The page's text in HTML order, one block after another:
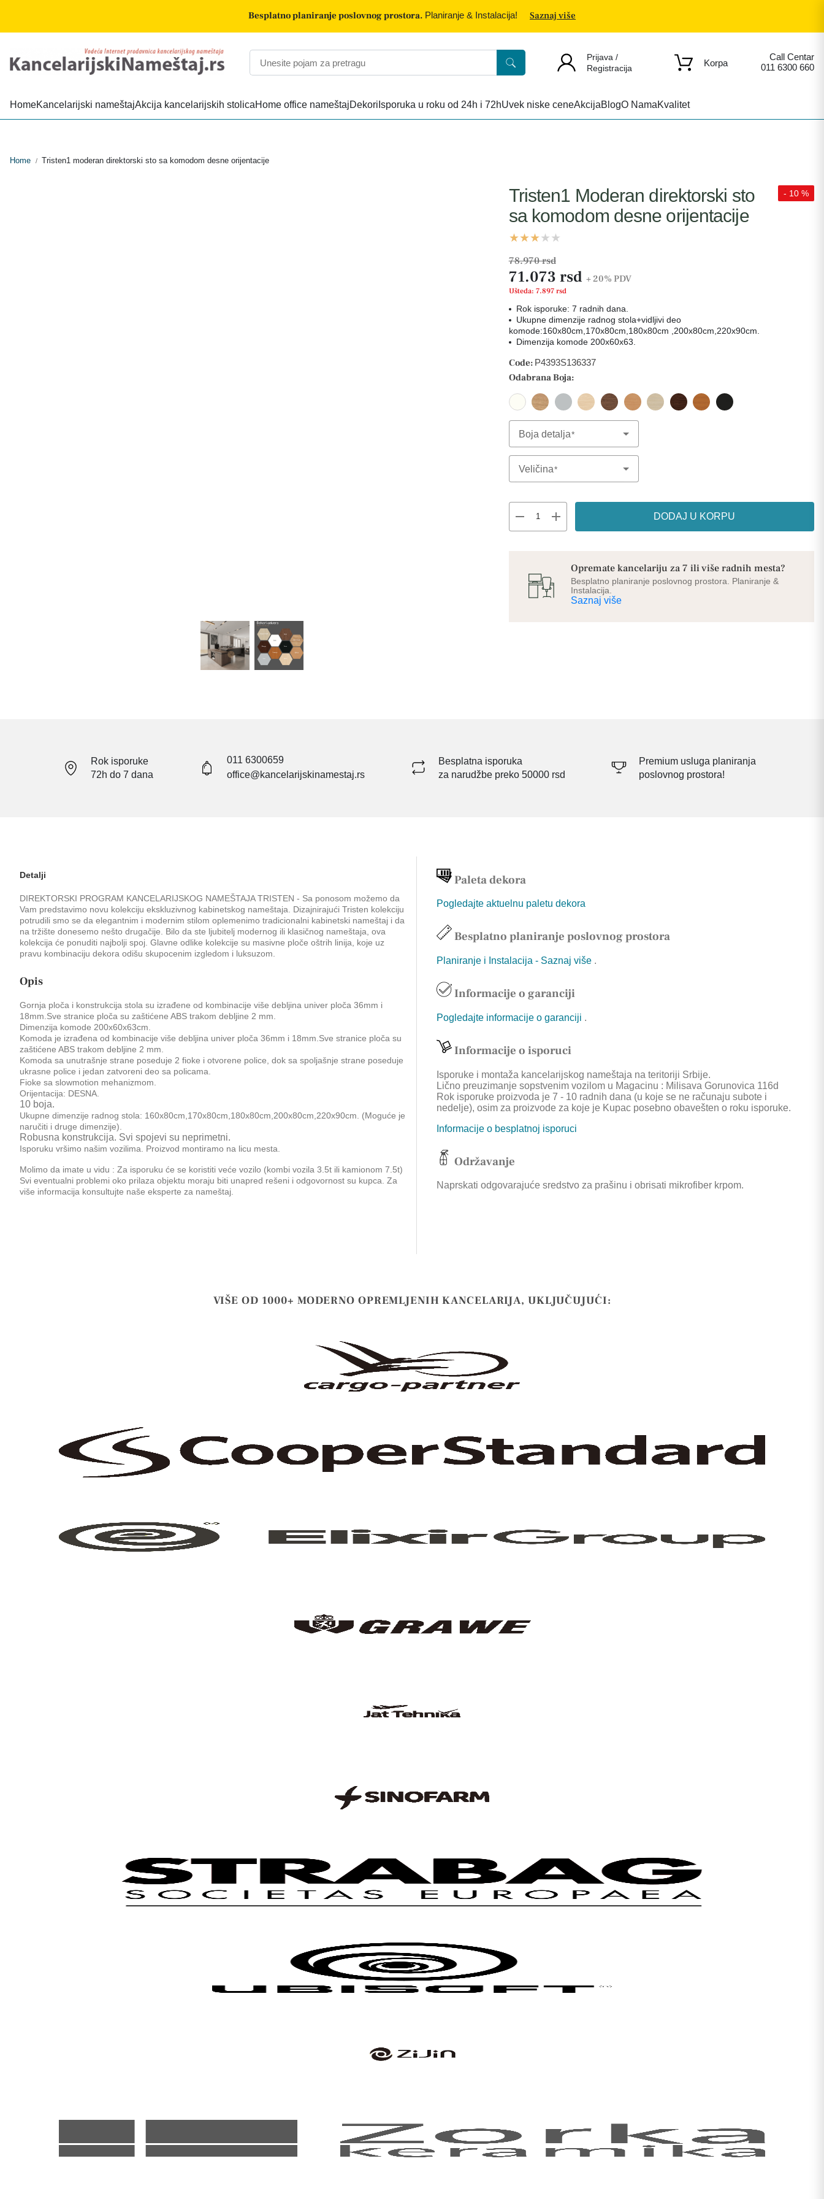
Besplatno planiranje poslovnog prostora. Planiranje & Instalacija! Saznaj više
Prijava /
Registracija
Korpa
Call Centar
011 6300 660
HomeKancelarijski nameštajAkcija kancelarijskih stolicaHome office nameštajDekori Isporuka u roku od 24h i 72hUvek niske ceneAkcijaBlogO NamaKvalitet
Home / Tristen1 moderan direktorski sto sa komodom desne orijentacije
Tristen1 Moderan direktorski sto
sa komodom desne orijentacije
- 10 %
78.970 rsd
71.073 rsd + 20% PDV
Ušteda: 7.897 rsd
Rok isporuke: 7 radnih dana.
Ukupne dimenzije radnog stola+vidljivi deo
komode:160x80cm,170x80cm,180x80cm ,200x80cm,220x90cm.
Dimenzija komode 200x60x63.
Code: P4393S136337
Odabrana Boja:
Boja detalja
Select Option
Veličina
Select Option
remove add DODAJ U KORPU
Opremate kancelariju za 7 ili više radnih mesta?
Besplatno planiranje poslovnog prostora. Planiranje &
Instalacija.
Saznaj više
Rok isporuke
72h do 7 dana
011 6300659
office@kancelarijskinamestaj.rs
Besplatna isporuka
za narudžbe preko 50000 rsd
Premium usluga planiranja
poslovnog prostora!
Detalji
DIREKTORSKI PROGRAM KANCELARIJSKOG NAMEŠTAJA TRISTEN - Sa ponosom možemo da
Vam predstavimo novu kolekciju ekskluzivnog kabinetskog nameštaja. Dizajnirajući Tristen kolekciju
potrudili smo se da elegantnim i modernim stilom oplemenimo tradicionalni kabinetski nameštaj i da
na tržište donesemo nešto drugačije. Bilo da ste ljubitelj modernog ili klasičnog nameštaja, ova
kolekcija će ponuditi najbolji spoj. Glavne odlike kolekcije su masivne ploče oštrih linija, koje uz
pravu kombinaciju dekora odišu skupocenim izgledom i luksuzom.
Opis
Gornja ploča i konstrukcija stola su izrađene od kombinacije više debljina univer ploča 36mm i
18mm.Sve stranice ploča su zaštićene ABS trakom debljine 2 mm.
Dimenzija komode 200x60x63cm.
Komoda je izrađena od kombinacije više debljina univer ploča 36mm i 18mm.Sve stranice ploča su
zaštićene ABS trakom debljine 2 mm.
Komoda sa unutrašnje strane poseduje 2 fioke i otvorene police, dok sa spoljašnje strane poseduje
ukrasne police i jedan zatvoreni deo sa policama.
Fioke sa slowmotion mehanizmom.
Orijentacija: DESNA.
10 boja.
Ukupne dimenzije radnog stola: 160x80cm,170x80cm,180x80cm,200x80cm,220x90cm. (Moguće je
naručiti i druge dimenzije).
Robusna konstrukcija. Svi spojevi su neprimetni.
Isporuku vršimo našim vozilima. Proizvod montiramo na licu mesta.
Molimo da imate u vidu : Za isporuku će se koristiti veće vozilo (kombi vozila 3.5t ili kamionom 7.5t)
Svi eventualni problemi oko prilaza objektu moraju biti unapred rešeni i odgovornost su kupca. Za
više informacija konsultujte naše eksperte za nameštaj.
Paleta dekora
Pogledajte aktuelnu paletu dekora
Besplatno planiranje poslovnog prostora
Planiranje i Instalacija - Saznaj više .
Informacije o garanciji
Pogledajte informacije o garanciji .
Informacije o isporuci
Isporuke i montaža kancelarijskog nameštaja na teritoriji Srbije.
Lično preuzimanje sopstvenim vozilom u Magacinu : Milisava Gorunovica 116d
Rok isporuke proizvoda je 7 - 10 radnih dana (u koje se ne računaju subote i
nedelje), osim za proizvode za koje je Kupac posebno obavešten o roku isporuke.
Informacije o besplatnoj isporuci
Održavanje
Naprskati odgovarajuće sredstvo za prašinu i obrisati mikrofiber krpom.
VIŠE OD 1000+ MODERNO OPREMLJENIH KANCELARIJA, UKLJUČUJUĆI: